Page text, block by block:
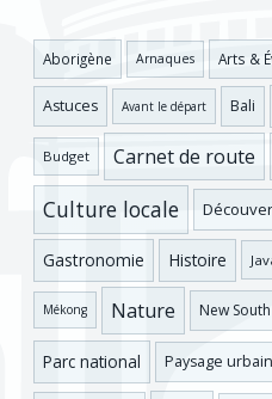
Aborigène Arnaques Arts &
Astuces Avant le départ Bali
Budget Carnet de route
Culture locale
Gastronomie Histoire
Mékong Nature New
Parc national Paysage urbain